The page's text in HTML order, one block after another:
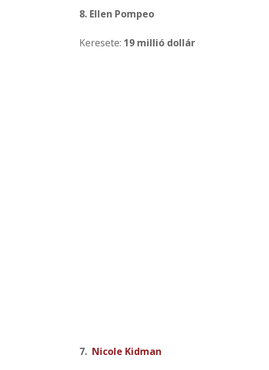
8. Ellen Pompeo
Keresete: 19 millió dollár
7. Nicole Kidman